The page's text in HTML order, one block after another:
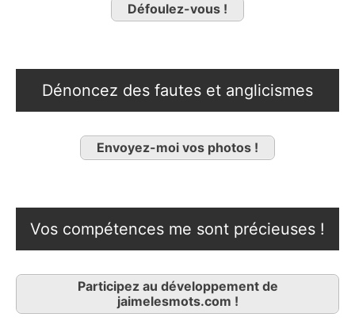
Défoulez-vous !
Dénoncez des fautes et anglicismes
Envoyez-moi vos photos !
Vos compétences me sont précieuses !
Participez au développement de
jaimelesmots.com !